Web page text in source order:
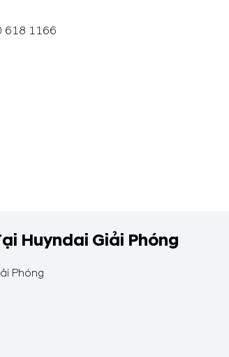
618 1166
Huyndai Giải Phóng
Phóng